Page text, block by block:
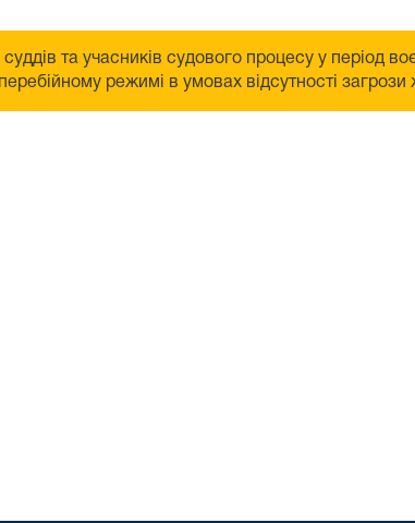
та учасників судового процесу у період
режимі в умовах відсутності загрози